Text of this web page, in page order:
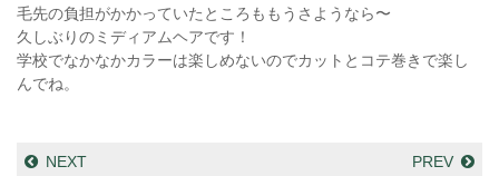
毛先の負担がかかっていたところももうさようなら〜
久しぶりのミディアムヘアです！
学校でなかなかカラーは楽しめないのでカットとコテ巻きで楽し
んでね。
NEXT PREV